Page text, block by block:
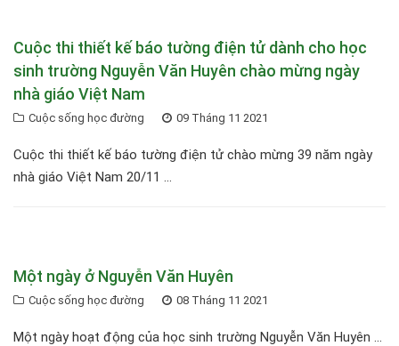
Cuộc thi thiết kế báo tường điện tử dành cho học
sinh trường Nguyễn Văn Huyên chào mừng ngày
nhà giáo Việt Nam
Cuộc sống học đường 09 Tháng 11 2021
Cuộc thi thiết kế báo tường điện tử chào mừng 39 năm ngày
nhà giáo Việt Nam 20/11 ...
Một ngày ở Nguyễn Văn Huyên
Cuộc sống học đường 08 Tháng 11 2021
Một ngày hoạt động của học sinh trường Nguyễn Văn Huyên ...